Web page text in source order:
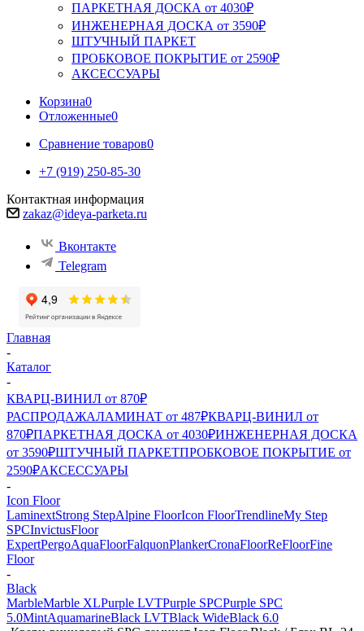
ПАРКЕТНАЯ ДОСКА от 4030₽
ИНЖЕНЕРНАЯ ДОСКА от 3590₽
ШТУЧНЫЙ ПАРКЕТ
ПРОБКОВОЕ ПОКРЫТИЕ от 2590₽
АКСЕССУАРЫ
Корзина0
Отложенные0
Сравнение товаров0
+7 (919) 250-85-30
Контактная информация
zakaz@ideya-parketa.ru
Вконтакте
Telegram
Главная
-
Каталог
-
КВАРЦ-ВИНИЛ от 870₽
РАСПРОДАЖАЛАМИНАТ от 487₽КВАРЦ-ВИНИЛ от
870₽ПАРКЕТНАЯ ДОСКА от 4030₽ИНЖЕНЕРНАЯ ДОСКА
от 3590₽ШТУЧНЫЙ ПАРКЕТПРОБКОВОЕ ПОКРЫТИЕ от
2590₽АКСЕССУАРЫ
-
Icon Floor
LaminextStrong StepAlpine FloorIcon FloorTrendlineMy Step
SPCInvictusFloor
ExpertPergoAquaFloorFalquonPlankerCronaFloorReFloorFine
Floor
-
Black
MarbleMarble XLPurple LVTPurple SPCPurple SPC
5.0MintAquamarineBlack LVTBlack WideBlack 6.0